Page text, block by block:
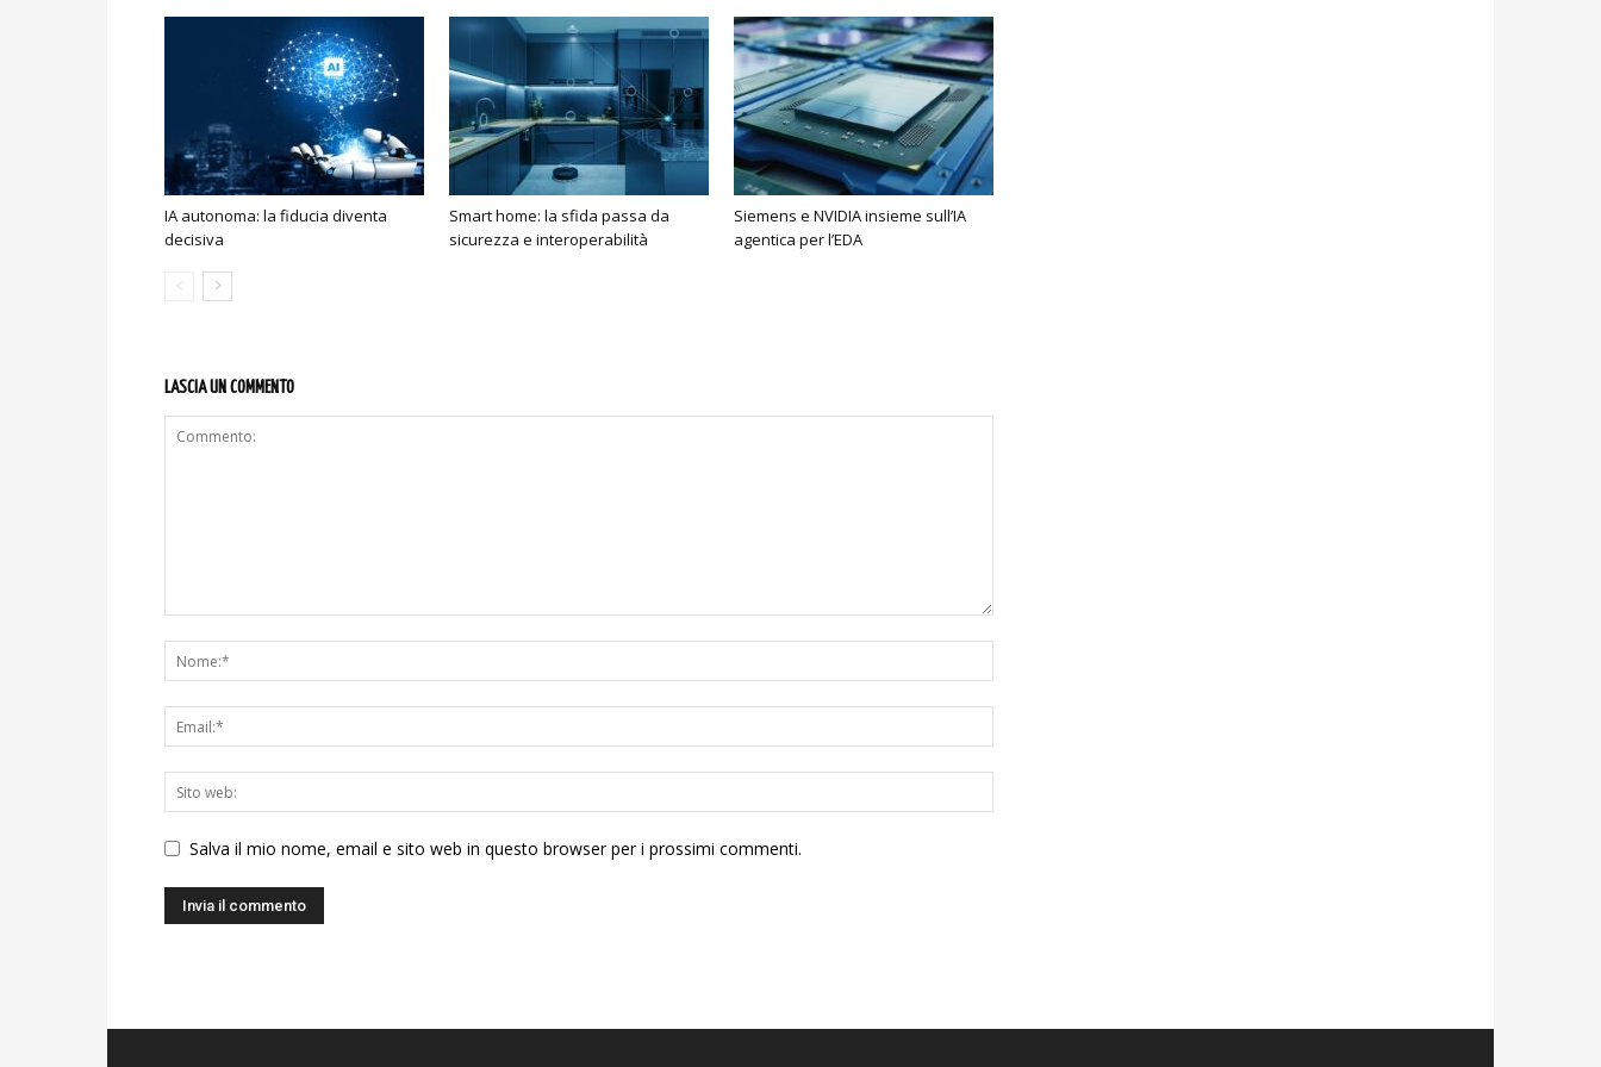
IA autonoma: la fiducia diventa
decisiva
Smart home: la sfida passa da
sicurezza e interoperabilità
Siemens e NVIDIA insieme sull’IA
agentica per l’EDA
LASCIA UN COMMENTO
Salva il mio nome, email e sito web in questo browser per i prossimi commenti.